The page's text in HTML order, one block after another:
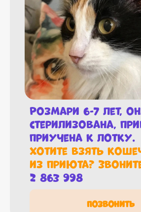
Розмари 6-7 лет,
стерилизована,
приучена к лотку.
Хотите взять
из приюта?
2 863 998
Позвонить